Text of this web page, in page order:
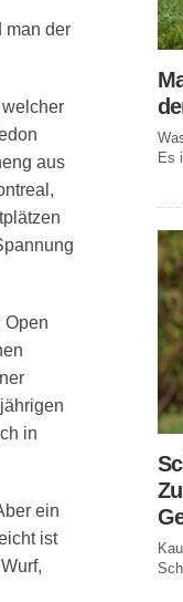
man der
aus
Open
in
ein
ist
Es